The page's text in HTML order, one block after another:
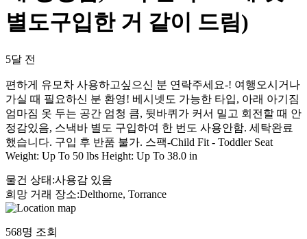
별도구입한 거 같이 드림)
5달 전
편하게 유모차 사용하고싶으신 분 연락주세요-! 여행오시거나
가실 때 필요하신 분 환영! 베시넷도 가능한 타입, 아래 아기짐
엄마짐 옷 두는 공간 엄청 큼, 뒷바퀴가 커서 밀고 회전할 때 안
정감있음, 스낵바 별도 구입하여 한 번도 사용안함. 세탁완료
했습니다. 구입 후 반품 불가. 스팩-Child Fit - Toddler Seat
Weight: Up To 50 lbs Height: Up To 38.0 in
물건 상태 :사용감 있음
희망 거래 장소:Delthorne, Torrance
568명 조회